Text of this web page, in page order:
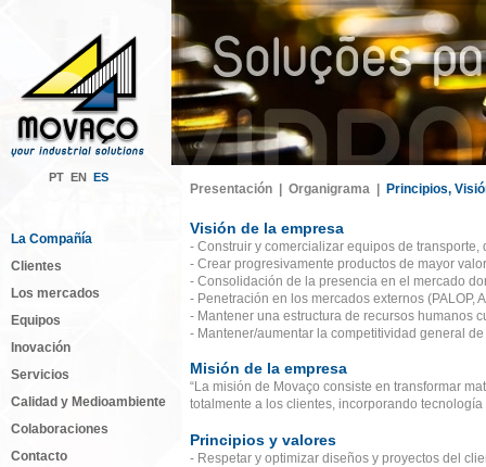
PT EN ES
Presentación | Organigrama | Principios,
La Compañía
Clientes
Los mercados
Equipos
Inovación
Servicios
Calidad y Medioambiente
Colaboraciones
Contacto
Visión de la empresa
- Construir y comercializar equipos de
- Crear progresivamente productos de mayor
- Consolidación de la presencia en el mercado
- Penetración en los mercados externos (PALOP,
- Mantener una estructura de recursos humanos
- Mantener/aumentar la competitividad general
Misión de la empresa
“La misión de Movaço consiste en transformar
totalmente a los clientes, incorporando
Principios y valores
- Respetar y optimizar diseños y proyectos del